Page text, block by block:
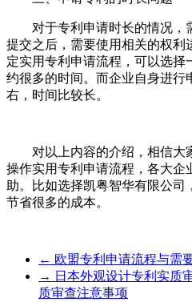
对于专利申请时长的情况，
提交之后，需要使用相关的权利
定实用专利申请流程，可以选
约很多的时间。而企业自身进行
右，时间比较长。
对以上内容的介绍，相信大
操作实用专利申请流程，各大企
助。比如选择凯粤智华有限公司
节省很多的成本。
← 欧盟专利申请流程与需
→ 日本外观设计专利实质
质审查注意事项